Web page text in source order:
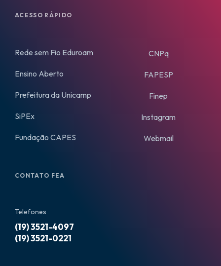
ACESSO RÁPIDO
Rede sem Fio Eduroam
Ensino Aberto
Prefeitura da Unicamp
SiPEx
Fundação CAPES
CNPq
FAPESP
Finep
Instagram
Webmail
CONTATO FEA
Telefones
(19) 3521-4097
(19) 3521-0221